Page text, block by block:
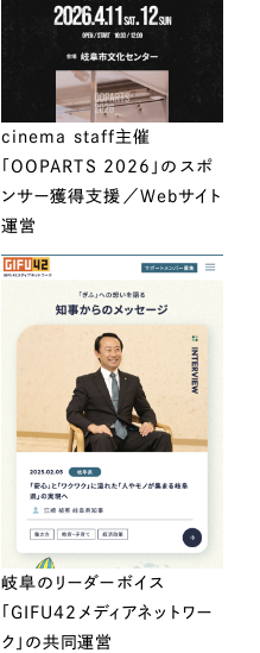
cinema staff主催
「OOPARTS 2026」のスポ
ンサー獲得支援／Webサイト
運営
岐阜のリーダーボイス
「GIFU42メディアネットワー
ク」の共同運営